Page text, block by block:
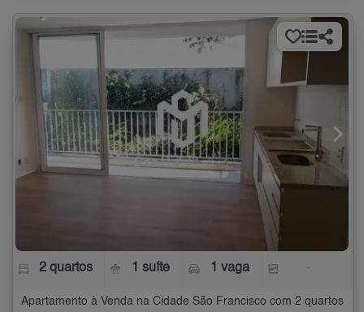
2 quartos 1 suíte 1 vaga
Apartamento à Venda na Cidade São Francisco com 2 quartos